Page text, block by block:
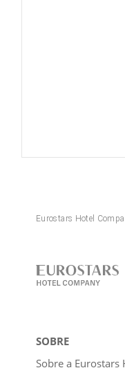
Eurostars Hotel
SOBRE
Sobre a Eurostars